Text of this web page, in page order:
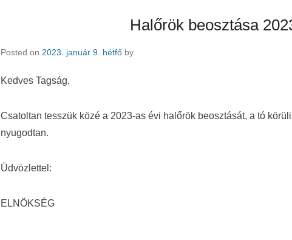
Halőrök beosztása
Posted on 2023. január 9. hétfő by
Kedves Tagság,
Csatoltan tesszük közé a 2023-as évi halőrök beosztását, a tó
nyugodtan.
Üdvözlettel:
ELNÖKSÉG